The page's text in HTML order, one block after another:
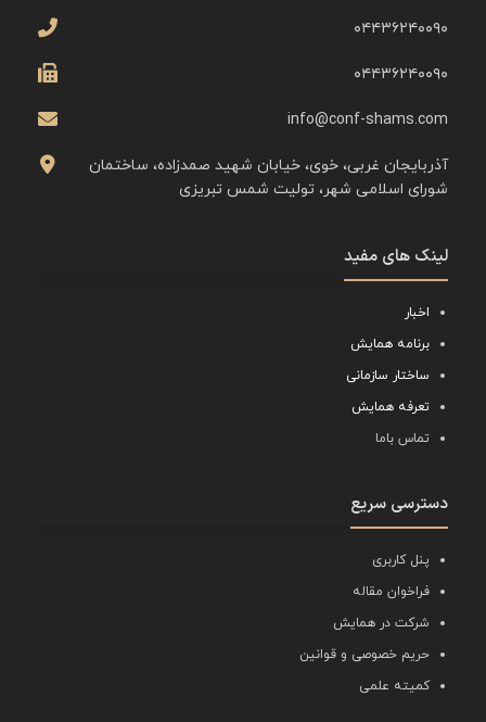
۰۴۴۳۶۲۴۰۰۹۰
۰۴۴۳۶۲۴۰۰۹۰
info@conf-shams.com
آذربایجان غربی، خوی، خیابان شهید صمدزاده، ساختمان
شورای اسلامی شهر، تولیت شمس تبریزی
لینک های مفید
اخبار
برنامه همایش
ساختار سازمانی
تعرفه همایش
تماس باما
دسترسی سریع
پنل کاربری
فراخوان مقاله
شرکت در همایش
حریم خصوصی و قوانین
کمیته علمی